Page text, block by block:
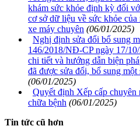
khám sức khỏe định kỳ đối
cơ sở dữ liệu về sức khỏe
xe máy chuyên (06/01/2025)
Nghị định sửa đổi bổ sung
146/2018/NĐ-CP ngày 17/
chi tiết và hướng dẫn biện
đã được sửa đổi, bổ sung
(06/01/2025)
Quyết định Xếp cấp chuyên
chữa bệnh (06/01/2025)
Tin tức cũ hơn